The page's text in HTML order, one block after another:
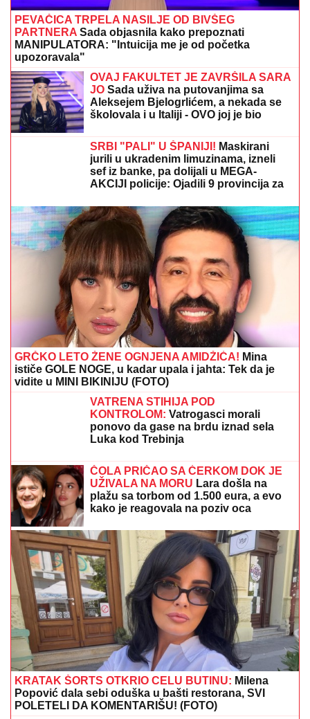
PEVAČICA TRPELA NASILJE OD BIVŠEG
PARTNERA Sada objasnila kako prepoznati
MANIPULATORA: "Intuicija me je od početka
upozoravala"
OVAJ FAKULTET JE ZAVRŠILA SARA
JO Sada uživa na putovanjima sa
Aleksejem Bjelogrlićem, a nekada se
školovala i u Italiji - OVO joj je bio
SRBI "PALI" U ŠPANIJI! Maskirani
jurili u ukradenim limuzinama, izneli
sef iz banke, pa dolijali u MEGA-
AKCIJI policije: Ojadili 9 provincija za
GRČKO LETO ŽENE OGNJENA AMIDŽIĆA! Mina
ističe GOLE NOGE, u kadar upala i jahta: Tek da je
vidite u MINI BIKINIJU (FOTO)
VATRENA STIHIJA POD
KONTROLOM: Vatrogasci morali
ponovo da gase na brdu iznad sela
Luka kod Trebinja
ČOLA PRIČAO SA ĆERKOM DOK JE
UŽIVALA NA MORU Lara došla na
plažu sa torbom od 1.500 eura, a evo
kako je reagovala na poziv oca
KRATAK ŠORTS OTKRIO CELU BUTINU: Milena
Popović dala sebi oduška u bašti restorana, SVI
POLETELI DA KOMENTARIŠU! (FOTO)